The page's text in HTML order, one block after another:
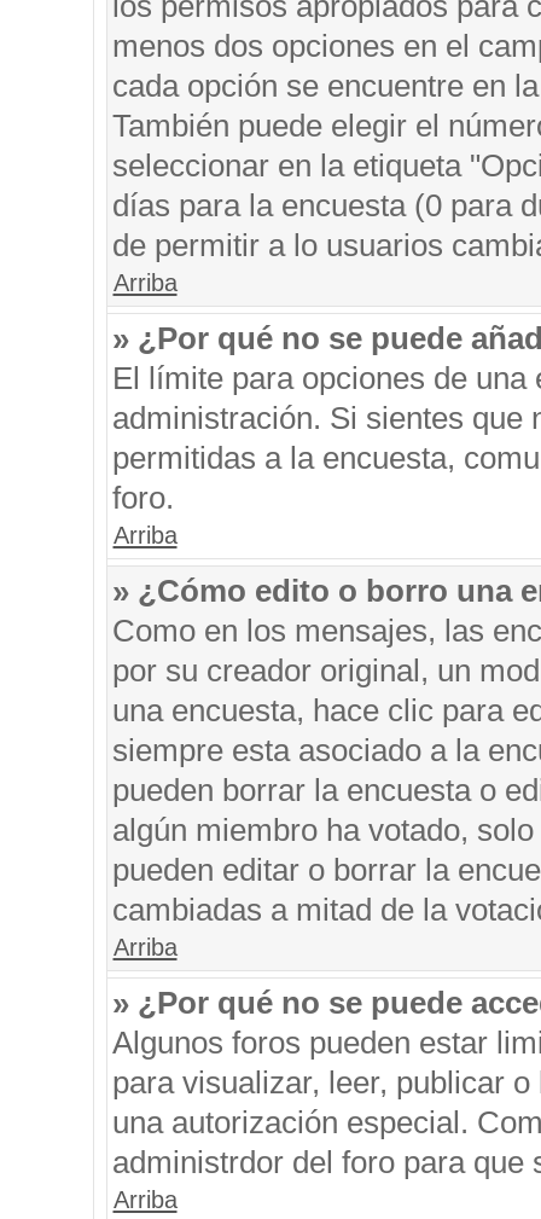
menos dos opciones en el
cada opción se encuentre en
También puede elegir el
seleccionar en la etiqueta
días para la encuesta (0 para
de permitir a lo usuarios
Arriba
» ¿Por qué no se puede
El límite para opciones de una
administración. Si sientes que
permitidas a la encuesta,
foro.
Arriba
» ¿Cómo edito o borro una
Como en los mensajes, las
por su creador original, un
una encuesta, hace clic para
siempre esta asociado a la
pueden borrar la encuesta o
algún miembro ha votado,
pueden editar o borrar la
cambiadas a mitad de la
Arriba
» ¿Por qué no se puede
Algunos foros pueden estar
para visualizar, leer, publicar
una autorización especial.
administrdor del foro para que
Arriba